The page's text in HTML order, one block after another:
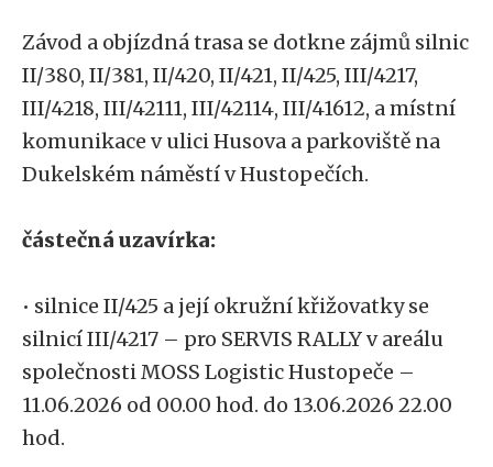
Závod a objízdná trasa se dotkne zájmů silnic
II/380, II/381, II/420, II/421, II/425, III/4217,
III/4218, III/42111, III/42114, III/41612, a místní
komunikace v ulici Husova a parkoviště na
Dukelském náměstí v Hustopečích.
částečná uzavírka:
• silnice II/425 a její okružní křižovatky se
silnicí III/4217 – pro SERVIS RALLY v areálu
společnosti MOSS Logistic Hustopeče –
11.06.2026 od 00.00 hod. do 13.06.2026 22.00
hod.